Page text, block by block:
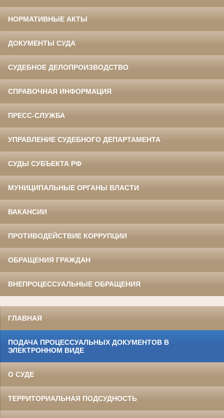
НОРМАТИВНЫЕ АКТЫ
ДОКУМЕНТЫ СУДА
СУДЕБНОЕ ДЕЛОПРОИЗВОДСТВО
СПРАВОЧНАЯ ИНФОРМАЦИЯ
ПРЕСС-СЛУЖБА
УПРАВЛЕНИЕ СУДЕБНОГО ДЕПАРТАМЕНТА
СУДЫ СУБЪЕКТА РФ
МУНИЦИПАЛЬНЫЕ ОРГАНЫ ВЛАСТИ
ВАКАНСИИ
ПРОТИВОДЕЙСТВИЕ КОРРУПЦИИ
ОБРАЩЕНИЯ ГРАЖДАН
ВНЕПРОЦЕССУАЛЬНЫЕ ОБРАЩЕНИЯ
ГЛАВНАЯ
ПОДАЧА ПРОЦЕССУАЛЬНЫХ ДОКУМЕНТОВ В
ЭЛЕКТРОННОМ ВИДЕ
О СУДЕ
ТЕРРИТОРИАЛЬНАЯ ПОДСУДНОСТЬ